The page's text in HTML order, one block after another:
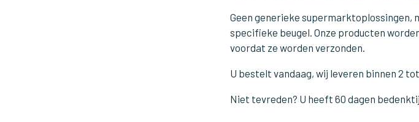
Geen generieke supermarktoplossingen,
specifieke beugel. Onze producten
voordat ze worden verzonden.
U bestelt vandaag, wij leveren binnen 2 tot
Niet tevreden? U heeft 60 dagen